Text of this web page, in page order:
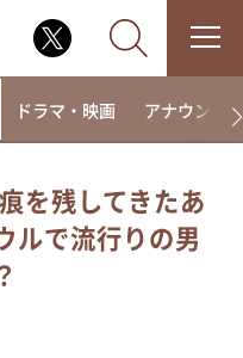
ドラマ・映画 アナウンサー
を残してきたあ
ルで流行りの男